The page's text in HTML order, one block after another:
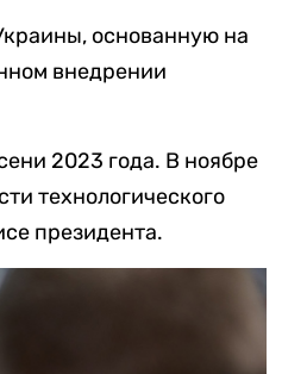
основанную на
внедрении
2023 года. В ноябре
технологического
президента.